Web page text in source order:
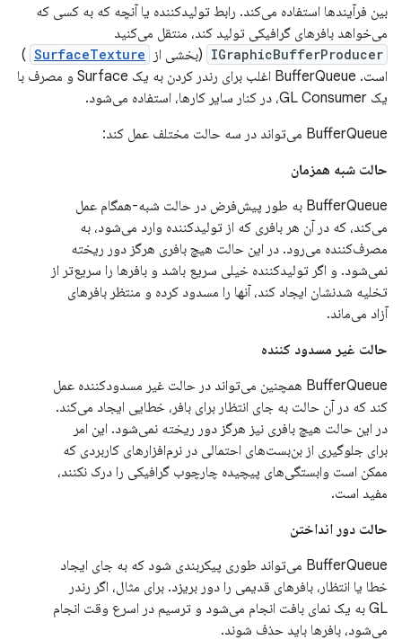
بین فرآیندها استفاده می‌کند. رابط تولیدکننده یا آنچه که به کسی که
می‌خواهد بافرهای گرافیکی تولید کند، منتقل می‌کنید
IGraphicBufferProducer (بخشی از SurfaceTexture
)
است. BufferQueue اغلب برای رندر کردن به یک Surface و مصرف با
یک GL Consumer، در کنار سایر کارها، استفاده می‌شود.
BufferQueue می‌تواند در سه حالت مختلف عمل کند:
حالت شبه همزمان
BufferQueue به طور پیش‌فرض در حالت شبه-همگام عمل
می‌کند، که در آن هر بافری که از تولیدکننده وارد می‌شود، به
مصرف‌کننده می‌رود. در این حالت هیچ بافری هرگز دور ریخته
نمی‌شود. و اگر تولیدکننده خیلی سریع باشد و بافرها را سریع‌تر از
تخلیه شدنشان ایجاد کند، آنها را مسدود کرده و منتظر بافرهای
آزاد می‌ماند.
حالت غیر مسدود کننده
BufferQueue همچنین می‌تواند در حالت غیر مسدودکننده عمل
کند که در آن حالت به جای انتظار برای بافر، خطایی ایجاد می‌کند.
در این حالت هیچ بافری نیز هرگز دور ریخته نمی‌شود. این امر
برای جلوگیری از بن‌بست‌های احتمالی در نرم‌افزارهای کاربردی که
ممکن است وابستگی‌های پیچیده چارچوب گرافیکی را درک نکنند،
مفید است.
حالت دور انداختن
BufferQueue می‌تواند طوری پیکربندی شود که به جای ایجاد
خطا یا انتظار، بافرهای قدیمی را دور بریزد. برای مثال، اگر رندر
GL به یک نمای بافت انجام می‌شود و ترسیم در اسرع وقت انجام
می‌شود، بافرها باید حذف شوند.